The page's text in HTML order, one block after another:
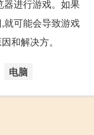
器进行游戏。如果
就可能会导致游戏
和解决方。
电脑